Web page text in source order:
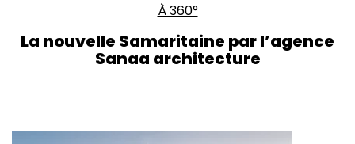
À 360°
La nouvelle Samaritaine par l’agence
Sanaa architecture